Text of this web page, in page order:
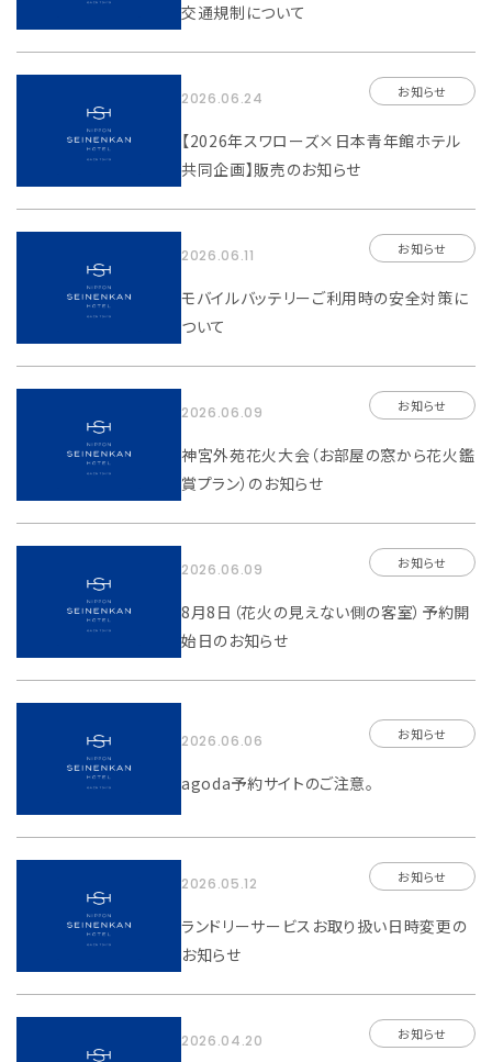
交通規制について
2026.06.24 お知らせ
【2026年スワローズ×日本青年館ホテル
共同企画】販売のお知らせ
2026.06.11 お知らせ
モバイルバッテリーご利用時の安全対策に
ついて
2026.06.09 お知らせ
神宮外苑花火大会（お部屋の窓から花火鑑
賞プラン）のお知らせ
2026.06.09 お知らせ
8月8日（花火の見えない側の客室）予約開
始日のお知らせ
2026.06.06 お知らせ
agoda予約サイトのご注意。
2026.05.12 お知らせ
ランドリーサービスお取り扱い日時変更の
お知らせ
2026.04.20 お知らせ
お知らせ FAQ 各種パンフレット
法人契約について
利用規則